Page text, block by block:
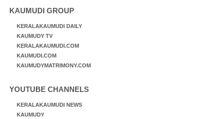
KAUMUDI GROUP
KERALAKAUMUDI DAILY
KAUMUDY TV
KERALAKAUMUDI.COM
KAUMUDI.COM
KAUMUDYMATRIMONY.COM
YOUTUBE CHANNELS
KERALAKAUMUDI NEWS
KAUMUDY